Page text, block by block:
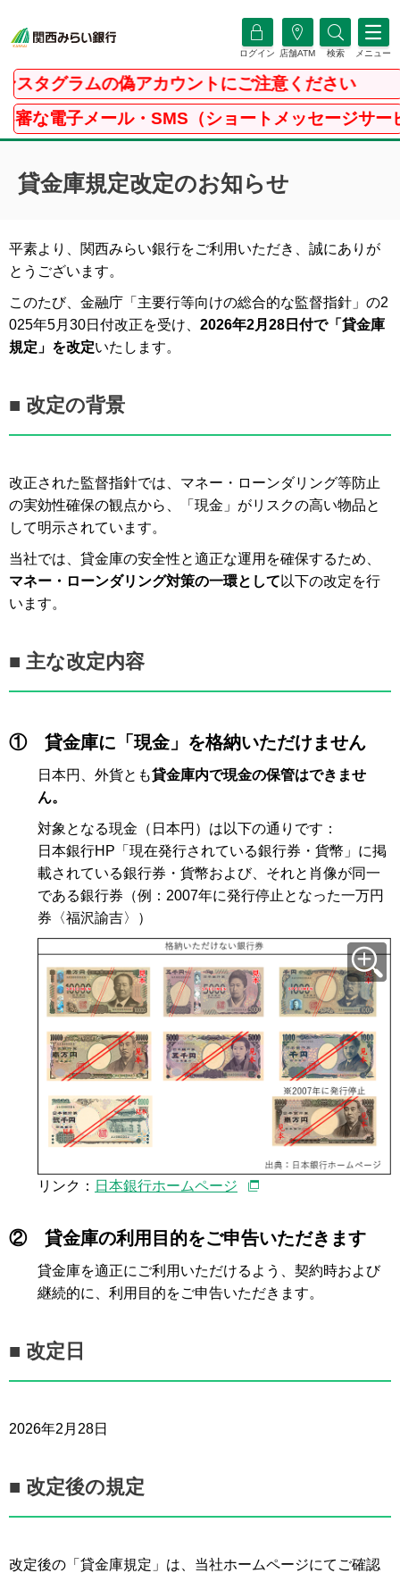
ログイン 店舗ATM 検索 メニュー
タグラムの偽アカウントにご注意ください
子メール・SMS（ショートメッセージサービス
貸金庫規定改定のお知らせ
平素より、関西みらい銀行をご利用いただき、誠にありが
とうございます。
このたび、金融庁「主要行等向けの総合的な監督指針」の2
025年5月30日付改正を受け、 2026年2月28日付で「貸金庫
規定」を改定いたします。
■ 改定の背景
改正された監督指針では、マネー・ローンダリング等防止
の実効性確保の観点から、「現金」がリスクの高い物品と
して明示されています。
当社では、貸金庫の安全性と適正な運用を確保するため、
マネー・ローンダリング対策の一環として 以下の改定を行
います。
■ 主な改定内容
① 貸金庫に「現金」を格納いただけません
日本円、外貨とも貸金庫内で現金の保管はできませ
ん。
対象となる現金（日本円）は以下の通りです：
日本銀行HP「現在発行されている銀行券・貨幣」に掲
載されている銀行券・貨幣および、それと肖像が同一
である銀行券（例：2007年に発行停止となった一万円
券〈福沢諭吉〉）
リンク： 日本銀行ホームページ
② 貸金庫の利用目的をご申告いただきます
貸金庫を適正にご利用いただけるよう、契約時および
継続的に、利用目的をご申告いただきます。
■ 改定日
2026年2月28日
■ 改定後の規定
改定後の「貸金庫規定」は、当社ホームページにてご確認